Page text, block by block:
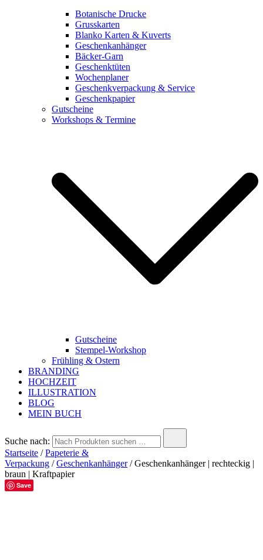
Botanische Drucke
Grusskarten
Blanko Karten & Kuverts
Geschenkanhänger
Bäcker-Garn
Geschenktüten
Wochenplaner
Geschenkverpackung & Service
Geschenkpapier
Gutscheine
Workshops & Termine
Gutscheine
Stempel-Workshop
Frühling & Ostern
BRANDING
HOCHZEIT
ILLUSTRATION
BLOG
MEIN BUCH
Suche nach:
Startseite /Papeterie &
Verpackung /Geschenkanhänger/ Geschenkanhänger | rechteckig |
braun | Kraftpapier
Save